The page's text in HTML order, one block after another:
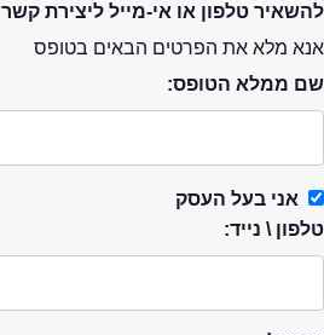
להשאיר טלפון או אי-מייל ליצירת קשר
אנא מלא את הפרטים הבאים בטופס
שם ממלא הטופס:
אני בעל העסק
טלפון \ נייד: